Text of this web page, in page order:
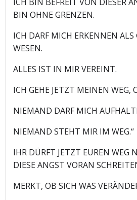
BIN OHNE GRENZEN.
ICH DARF MICH ERKENNEN ALS
WESEN.
ALLES IST IN MIR VEREINT.
ICH GEHE JETZT MEINEN WEG,
NIEMAND DARF MICH
NIEMAND STEHT MIR IM WEG.“
IHR DÜRFT JETZT EUREN WEG
DIESE ANGST VORAN
MERKT, OB SICH WAS